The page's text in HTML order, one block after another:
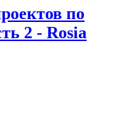
по
2 - Rosia